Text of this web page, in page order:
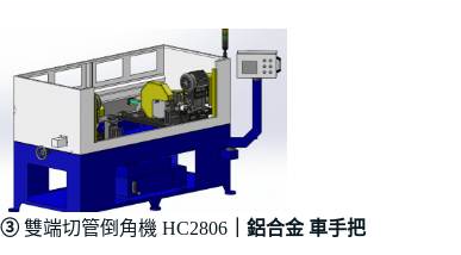
③ 雙端切管倒角機 HC2806 ｜鋁合金 車手把